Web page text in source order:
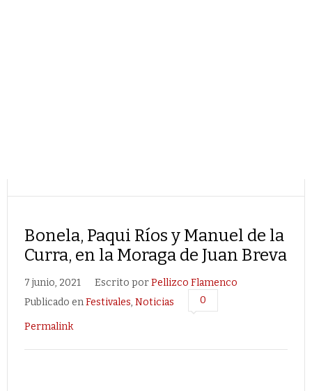
Bonela, Paqui Ríos y Manuel de la
Curra, en la Moraga de Juan Breva
7 junio, 2021 Escrito porPellizco Flamenco
Publicado enFestivales, Noticias 0
Permalink